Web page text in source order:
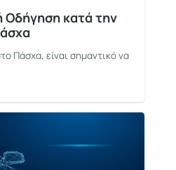
Οδήγηση κατά την
Πάσχα, είναι σημαντικό να